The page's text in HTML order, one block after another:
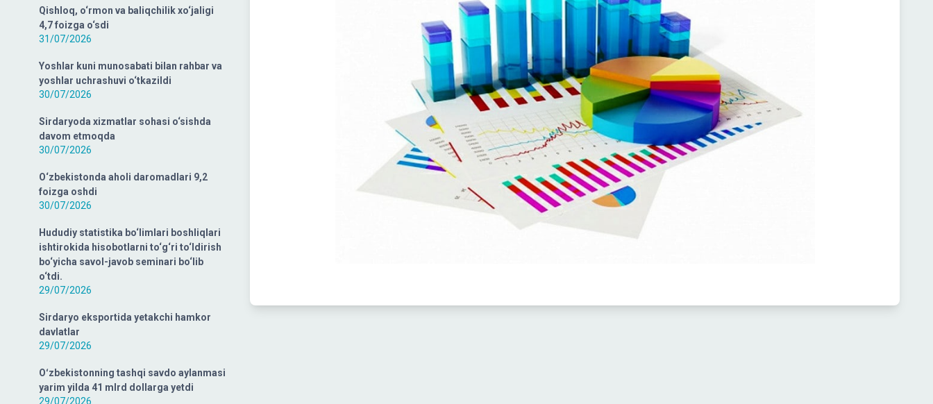
Qishloq, o‘rmon va baliqchilik xo‘jaligi
4,7 foizga o‘sdi
31/07/2026
Yoshlar kuni munosabati bilan rahbar va
yoshlar uchrashuvi o‘tkazildi
30/07/2026
Sirdaryoda xizmatlar sohasi o‘sishda
davom etmoqda
30/07/2026
O‘zbekistonda aholi daromadlari 9,2
foizga oshdi
30/07/2026
Hududiy statistika bo‘limlari boshliqlari
ishtirokida hisobotlarni to‘g‘ri to‘ldirish
bo‘yicha savol-javob seminari bo‘lib
o‘tdi.
29/07/2026
Sirdaryo eksportida yetakchi hamkor
davlatlar
29/07/2026
Oʻzbekistonning tashqi savdo aylanmasi
yarim yilda 41 mlrd dollarga yetdi
29/07/2026